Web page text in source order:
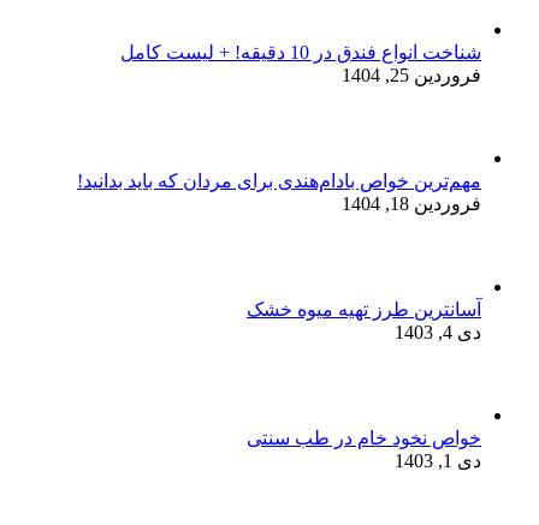
شناخت انواع فندق در 10 دقیقه! + لیست کامل
فروردین 25, 1404
مهم‌ترین خواص بادام‌هندی برای مردان که باید بدانید!
فروردین 18, 1404
آسانترین طرز تهیه میوه خشک
دی 4, 1403
خواص نخود خام در طب سنتی
دی 1, 1403